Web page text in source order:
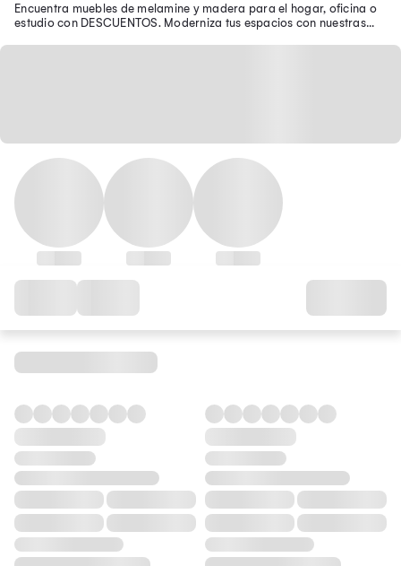
Encuentra muebles de melamine y madera para el hogar, oficina o
estudio con DESCUENTOS. Moderniza tus espacios con nuestras